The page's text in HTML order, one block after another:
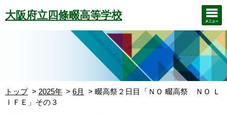
大阪府立四條畷高等学校
トップ 2025年 6月
畷高祭２日目「ＮＯ 畷高祭 ＮＯ Ｌ
ＩＦＥ」その３